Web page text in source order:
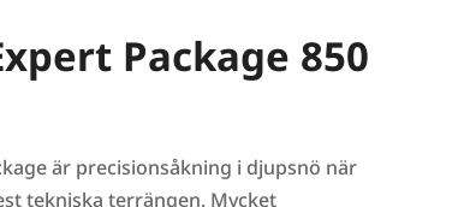
Package 850
är precisionsåkning i djupsnö när
tekniska terrängen. Mycket